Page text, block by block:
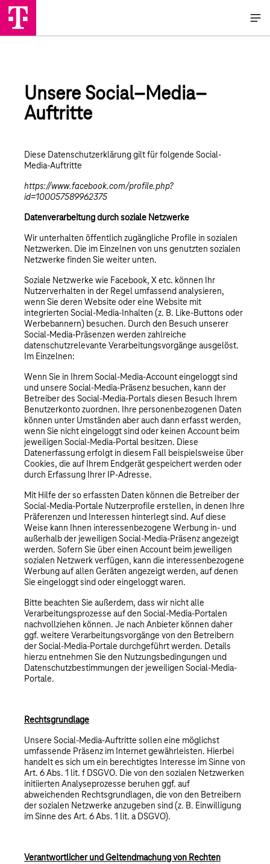
Unsere Social–Media–
Auftritte
Diese Datenschutzerklärung gilt für folgende Social-
Media-Auftritte
https://www.facebook.com/profile.php?
id=100057589962375
Datenverarbeitung durch soziale Netzwerke
Wir unterhalten öffentlich zugängliche Profile in sozialen
Netzwerken. Die im Einzelnen von uns genutzten sozialen
Netzwerke finden Sie weiter unten.
Soziale Netzwerke wie Facebook, X etc. können Ihr
Nutzerverhalten in der Regel umfassend analysieren,
wenn Sie deren Website oder eine Website mit
integrierten Social-Media-Inhalten (z. B. Like-Buttons oder
Werbebannern) besuchen. Durch den Besuch unserer
Social-Media-Präsenzen werden zahlreiche
datenschutzrelevante Verarbeitungsvorgänge ausgelöst.
Im Einzelnen:
Wenn Sie in Ihrem Social-Media-Account eingeloggt sind
und unsere Social-Media-Präsenz besuchen, kann der
Betreiber des Social-Media-Portals diesen Besuch Ihrem
Benutzerkonto zuordnen. Ihre personenbezogenen Daten
können unter Umständen aber auch dann erfasst werden,
wenn Sie nicht eingeloggt sind oder keinen Account beim
jeweiligen Social-Media-Portal besitzen. Diese
Datenerfassung erfolgt in diesem Fall beispielsweise über
Cookies, die auf Ihrem Endgerät gespeichert werden oder
durch Erfassung Ihrer IP-Adresse.
Mit Hilfe der so erfassten Daten können die Betreiber der
Social-Media-Portale Nutzerprofile erstellen, in denen Ihre
Präferenzen und Interessen hinterlegt sind. Auf diese
Weise kann Ihnen interessenbezogene Werbung in- und
außerhalb der jeweiligen Social-Media-Präsenz angezeigt
werden. Sofern Sie über einen Account beim jeweiligen
sozialen Netzwerk verfügen, kann die interessenbezogene
Werbung auf allen Geräten angezeigt werden, auf denen
Sie eingeloggt sind oder eingeloggt waren.
Bitte beachten Sie außerdem, dass wir nicht alle
Verarbeitungsprozesse auf den Social-Media-Portalen
nachvollziehen können. Je nach Anbieter können daher
ggf. weitere Verarbeitungsvorgänge von den Betreibern
der Social-Media-Portale durchgeführt werden. Details
hierzu entnehmen Sie den Nutzungsbedingungen und
Datenschutzbestimmungen der jeweiligen Social-Media-
Portale.
Rechtsgrundlage
Unsere Social-Media-Auftritte sollen eine möglichst
umfassende Präsenz im Internet gewährleisten. Hierbei
handelt es sich um ein berechtigtes Interesse im Sinne von
Art. 6 Abs. 1 lit. f DSGVO. Die von den sozialen Netzwerken
initiierten Analyseprozesse beruhen ggf. auf
abweichenden Rechtsgrundlagen, die von den Betreibern
der sozialen Netzwerke anzugeben sind (z. B. Einwilligung
im Sinne des Art. 6 Abs. 1 lit. a DSGVO).
Verantwortlicher und Geltendmachung von Rechten